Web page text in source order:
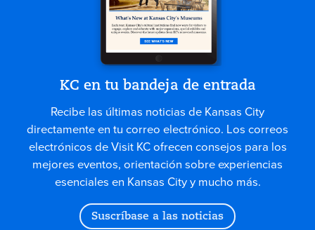
KC en tu bandeja de entrada
Recibe las últimas noticias de Kansas City
directamente en tu correo electrónico. Los correos
electrónicos de Visit KC ofrecen consejos para los
mejores eventos, orientación sobre experiencias
esenciales en Kansas City y mucho más.
Suscríbase a las noticias